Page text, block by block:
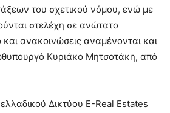
του σχετικού νόμου, ενώ με
στελέχη σε ανώτατο
και ανακοινώσεις αναμένονται και
Κυριάκο Μητσοτάκη, από
Δικτύου E-Real Estates